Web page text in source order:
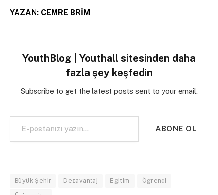
YAZAN: CEMRE BRİM
YouthBlog | Youthall sitesinden daha
fazla şey keşfedin
Subscribe to get the latest posts sent to your email.
E-postanızı yazın…
ABONE OL
Büyük Şehir Dezavantaj Eğitim Öğrenci